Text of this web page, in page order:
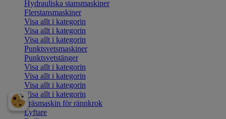
Hydrauliska stansmaskiner
Flerstansmaskiner
Visa allt i kategorin
Visa allt i kategorin
Visa allt i kategorin
Punktsvetsmaskiner
Punktsvetstänger
Visa allt i kategorin
Visa allt i kategorin
Visa allt i kategorin
Visa allt i kategorin
Fräsmaskin för rännkrok
Lyftare